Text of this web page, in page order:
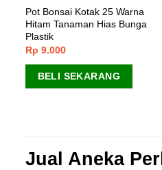
Pot Bonsai Kotak 25 Warna
Hitam Tanaman Hias Bunga
Plastik
Rp 9.000
BELI SEKARANG
Jual Aneka